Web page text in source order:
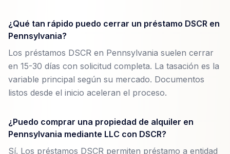
¿Qué tan rápido puedo cerrar un préstamo DSCR en
Pennsylvania?
Los préstamos DSCR en Pennsylvania suelen cerrar
en 15-30 días con solicitud completa. La tasación es la
variable principal según su mercado. Documentos
listos desde el inicio aceleran el proceso.
¿Puedo comprar una propiedad de alquiler en
Pennsylvania mediante LLC con DSCR?
Sí. Los préstamos DSCR permiten préstamo a entidad